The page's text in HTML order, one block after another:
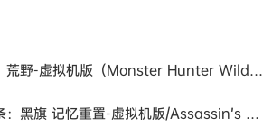
怪物猎人：荒野-虚拟机版（Monster Hunter Wilds HYPERVISOR）免安装中文版
《刺客信条：黑旗 记忆重置-虚拟机版/Assassin’s Creed Black Flag Resynced HYPERVISOR》免安装中文版